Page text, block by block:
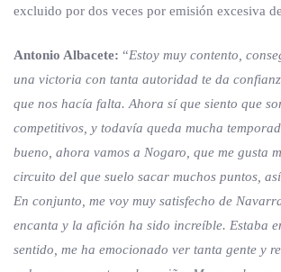
excluido por dos veces por emisión excesiva
Antonio Albacete: “Estoy muy contento,
una victoria con tanta autoridad te da
que nos hacía falta. Ahora sí que siento que
competitivos, y todavía queda mucha
bueno, ahora vamos a Nogaro, que me gusta
circuito del que suelo sacar muchos puntos,
En conjunto, me voy muy satisfecho de
encanta y la afición ha sido increíble. Estaba
sentido, me ha emocionado ver tanta gente y